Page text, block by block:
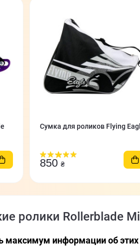
Сумка для роликов Flying
850 ₴
ролики Rollerblade
максимум информации об этих